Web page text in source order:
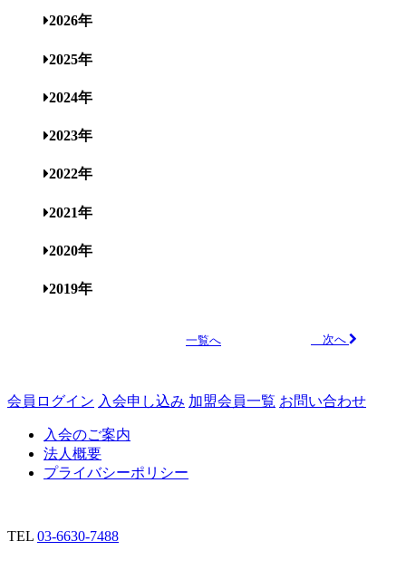
2026年
2025年
2024年
2023年
2022年
2021年
2020年
2019年
一覧へ 次へ
会員ログイン 入会申し込み 加盟会員一覧 お問い合わせ
入会のご案内
法人概要
プライバシーポリシー
TEL 03-6630-7488